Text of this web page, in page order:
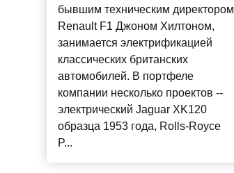
бывшим техническим директором
Renault F1 Джоном Хилтоном,
занимается электрификацией
классических британских
автомобилей. В портфеле
компании несколько проектов --
электрический Jaguar XK120
образца 1953 года, Rolls-Royce
P...